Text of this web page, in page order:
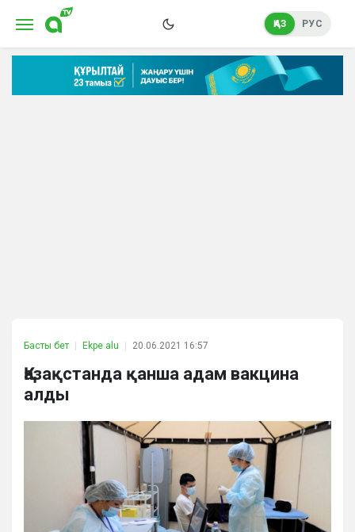
ҚАЗ РУС
Басты бет Ekpe alu 20.06.2021 16:57
Қазақстанда қанша адам вакцина
алды